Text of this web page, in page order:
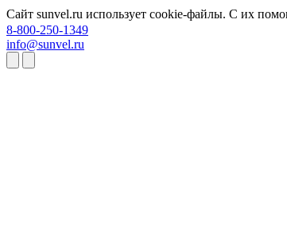
Сайт sunvel.ru использует cookie-файлы. С их
8-800-250-1349
info@sunvel.ru